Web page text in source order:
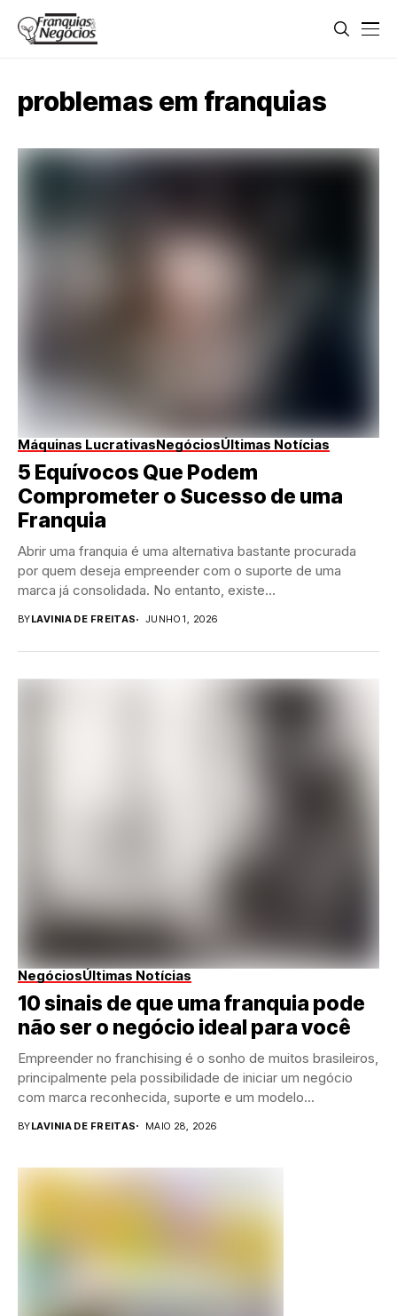
problemas em franquias
Máquinas LucrativasNegóciosÚltimas Notícias
5 Equívocos Que Podem
Comprometer o Sucesso de uma
Franquia
Abrir uma franquia é uma alternativa bastante procurada
por quem deseja empreender com o suporte de uma
marca já consolidada. No entanto, existe...
BYLAVINIA DE FREITAS JUNHO 1, 2026
NegóciosÚltimas Notícias
10 sinais de que uma franquia pode
não ser o negócio ideal para você
Empreender no franchising é o sonho de muitos brasileiros,
principalmente pela possibilidade de iniciar um negócio
com marca reconhecida, suporte e um modelo...
BYLAVINIA DE FREITAS MAIO 28, 2026